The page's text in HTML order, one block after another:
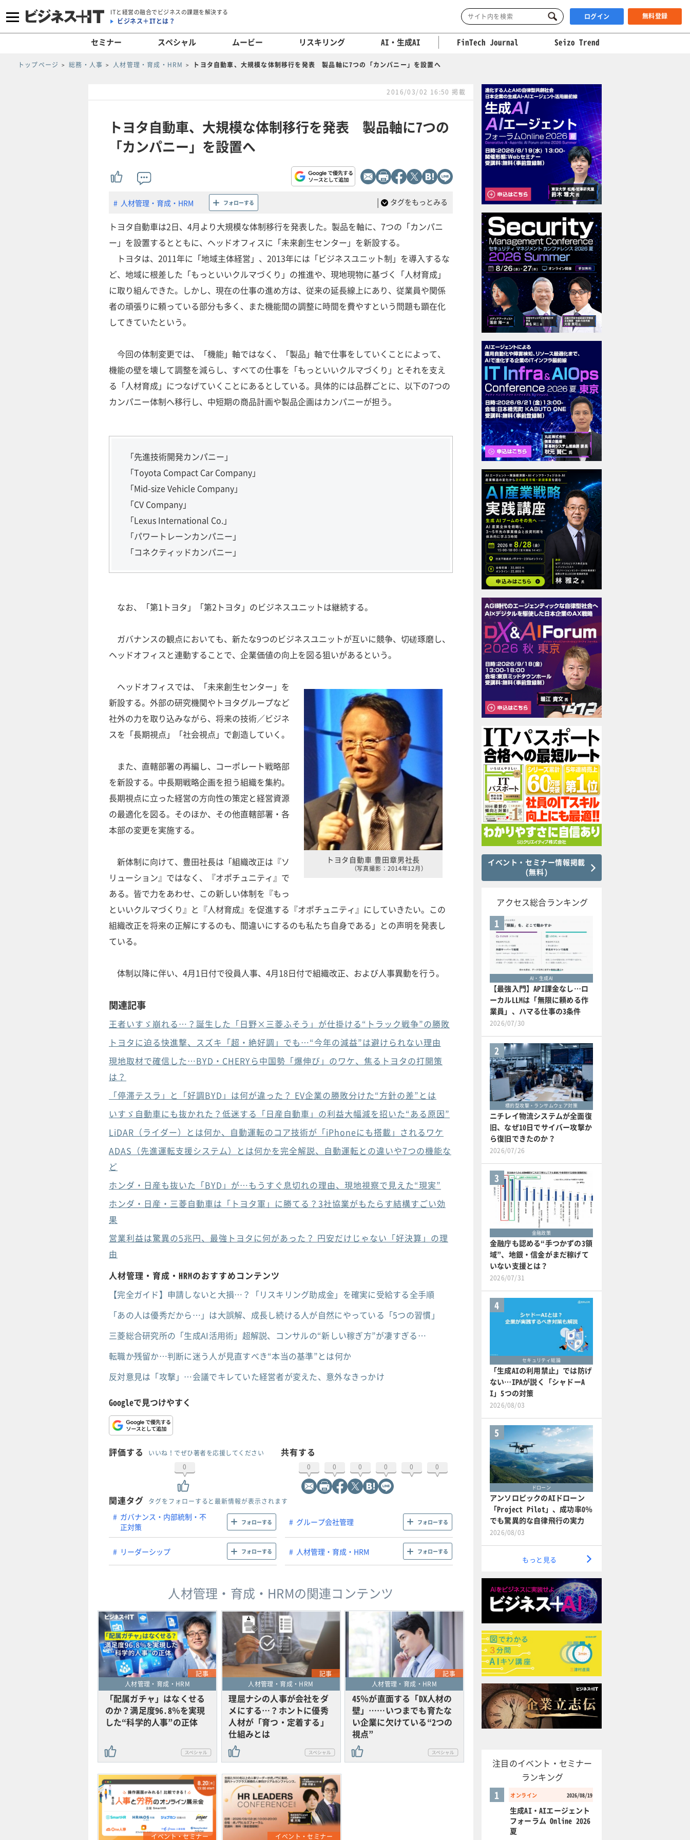
ITと経営の融合でビジネスの課題を解決する
ビジネス＋ITとは？ ログイン 無料登録
セミナー スペシャル ムービー リスキリング AI・生成AI FinTech Journal Seizo Trend
トップページ 総務・人事 人材管理・育成・HRM トヨタ自動車、大規模な体制移行を発表 製品軸に7つの「カンパニー」を設置へ
2016/03/02 16:50 掲載
トヨタ自動車、大規模な体制移行を発表 製品軸に7つの
「カンパニー」を設置へ
人材管理・育成・HRM フォローする | タグをもっとみる
トヨタ自動車は2日、4月より大規模な体制移行を発表した。製品を軸に、7つの「カンパニ
ー」を設置するとともに、ヘッドオフィスに「未来創生センター」を新設する。
トヨタは、2011年に「地域主体経営」、2013年には「ビジネスユニット制」を導入するな
ど、地域に根差した「もっといいクルマづくり」の推進や、現地現物に基づく「人材育成」
に取り組んできた。しかし、現在の仕事の進め方は、従来の延長線上にあり、従業員や関係
者の頑張りに頼っている部分も多く、また機能間の調整に時間を費やすという問題も顕在化
してきていたという。
今回の体制変更では、「機能」軸ではなく、「製品」軸で仕事をしていくことによって、
機能の壁を壊して調整を減らし、すべての仕事を「もっといいクルマづくり」とそれを支え
る「人材育成」につなげていくことにあるとしている。具体的には品群ごとに、以下の7つの
カンパニー体制へ移行し、中短期の商品計画や製品企画はカンパニーが担う。
「先進技術開発カンパニー」
「Toyota Compact Car Company」
「Mid-size Vehicle Company」
「CV Company」
「Lexus International Co.」
「パワートレーンカンパニー」
「コネクティッドカンパニー」
なお、「第1トヨタ」「第2トヨタ」のビジネスユニットは継続する。
ガバナンスの観点においても、新たな9つのビジネスユニットが互いに競争、切磋琢磨し、
ヘッドオフィスと連動することで、企業価値の向上を図る狙いがあるという。
トヨタ自動車 豊田章男社長
（写真撮影：2014年12月）
ヘッドオフィスでは、「未来創生センター」を
新設する。外部の研究機関やトヨタグループなど
社外の力を取り込みながら、将来の技術／ビジネ
スを「長期視点」「社会視点」で創造していく。
また、直轄部署の再編し、コーポレート戦略部
を新設する。中長期戦略企画を担う組織を集約。
長期視点に立った経営の方向性の策定と経営資源
の最適化を図る。そのほか、その他直轄部署・各
本部の変更を実施する。
新体制に向けて、豊田社長は「組織改正は『ソ
リューション』ではなく、『オポチュニティ』で
ある。皆で力をあわせ、この新しい体制を『もっ
といいクルマづくり』と『人材育成』を促進する『オポチュニティ』にしていきたい。この
組織改正を将来の正解にするのも、間違いにするのも私たち自身である」との声明を発表し
ている。
体制以降に伴い、4月1日付で役員人事、4月18日付で組織改正、および人事異動を行う。
関連記事
王者いすゞ崩れる…？誕生した「日野×三菱ふそう」が仕掛ける“トラック戦争”の勝敗
トヨタに迫る快進撃、スズキ「超・絶好調」でも…“今年の減益”は避けられない理由
現地取材で確信した…BYD・CHERYら中国勢「爆伸び」のワケ、焦るトヨタの打開策
は？
「停滞テスラ」と「好調BYD」は何が違った？ EV企業の勝敗分けた“方針の差”とは
いすゞ自動車にも抜かれた？低迷する「日産自動車」の利益大幅減を招いた“ある原因”
LiDAR（ライダー）とは何か、自動運転のコア技術が「iPhoneにも搭載」されるワケ
ADAS（先進運転支援システム）とは何かを完全解説、自動運転との違いや7つの機能な
ど
ホンダ・日産も抜いた「BYD」が…もうすぐ息切れの理由、現地視察で見えた“現実”
ホンダ・日産・三菱自動車は「トヨタ軍」に勝てる？3社協業がもたらす結構すごい効
果
営業利益は驚異の5兆円、最強トヨタに何があった？ 円安だけじゃない「好決算」の理
由
人材管理・育成・HRMのおすすめコンテンツ
【完全ガイド】申請しないと大損…？「リスキリング助成金」を確実に受給する全手順
「あの人は優秀だから…」は大誤解、成長し続ける人が自然にやっている「5つの習慣」
三菱総合研究所の「生成AI活用術」超解説、コンサルの“新しい稼ぎ方”が凄すぎる…
転職か残留か…判断に迷う人が見直すべき“本当の基準”とは何か
反対意見は「攻撃」…会議でキレていた経営者が変えた、意外なきっかけ
Googleで見つけやすく
評価する
いいね！でぜひ著者を応援してください
0
共有する
0 0 0 0 0 0
関連タグ タグをフォローすると最新情報が表示されます
ガバナンス・内部統制・不
正対策
フォローする グループ会社管理 フォローする
リーダーシップ フォローする 人材管理・育成・HRM フォローする
人材管理・育成・HRMの関連コンテンツ
記事
人材管理・育成・HRM
「配属ガチャ」はなくせる
のか？満足度96.8％を実現
した“科学的人事”の正体
記事
人材管理・育成・HRM
理屈ナシの人事が会社をダ
メにする…？ホントに優秀
人材が「育つ・定着する」
仕組みとは
記事
人材管理・育成・HRM
45％が直面する「DX人材の
壁」……いつまでも育たな
い企業に欠けている“2つの
視点”
イベント・セミナー イベント・セミナー
イベント・セミナー情報掲載
(無料)
アクセス総合ランキング
1
AI・生成AI
【最強入門】API課金なし…ロ
ーカルLLMは「無限に頼める作
業員」、ハマる仕事の3条件
2026/07/30
2
標的型攻撃・ランサムウェア対策
ニチレイ物流システムが全面復
旧、なぜ10日でサイバー攻撃か
ら復旧できたのか？
2026/07/26
3
金融政策
金融庁も認める“手つかずの3領
域”、地銀・信金がまだ稼げて
いない支援とは？
2026/07/31
4
セキュリティ総論
「生成AIの利用禁止」では防げ
ない…IPAが説く「シャドーA
I」5つの対策
2026/08/03
5
ドローン
アンソロピックのAIドローン
「Project Pilot」、成功率0％
でも驚異的な自律飛行の実力
2026/08/03
もっと見る
注目のイベント・セミナー
ランキング
オンライン 2026/08/19
1
生成AI・AIエージェント
フォーラム Online 2026
夏